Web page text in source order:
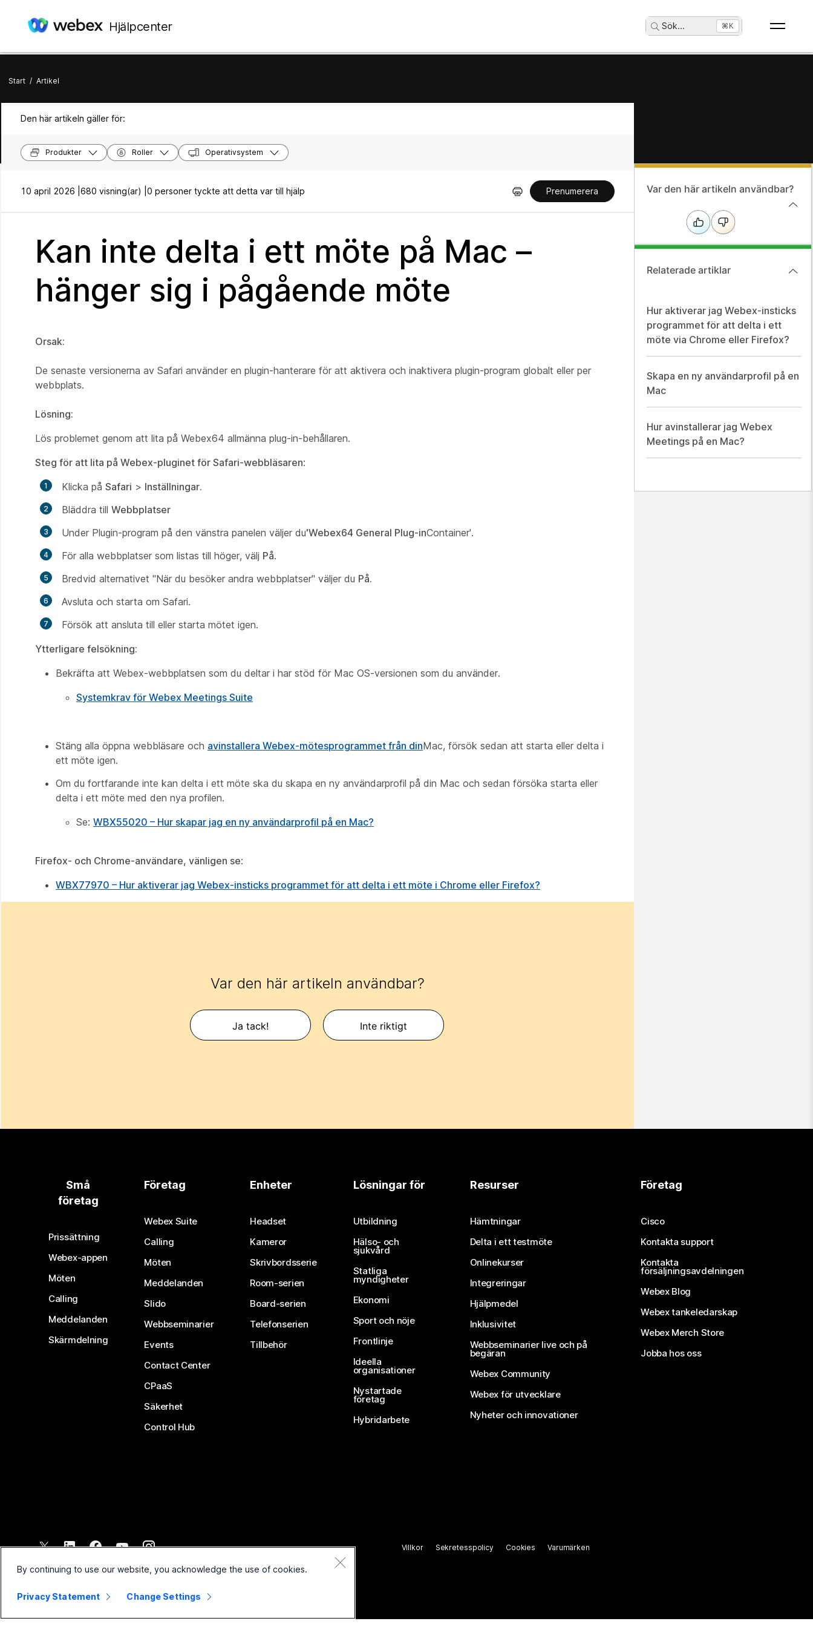
Hjälpcenter Sök... ⌘K
Start / Artikel
Den här artikeln gäller för:
Produkter Roller Operativsystem
10 april 2026 | 680 visning(ar) | 0 personer tyckte att detta var till hjälp Prenumerera
Kan inte delta i ett möte på Mac –
hänger sig i pågående möte
Orsak:
De senaste versionerna av Safari använder en plugin-hanterare för att aktivera och inaktivera plugin-program globalt eller per
webbplats.
Lösning:
Lös problemet genom att lita på Webex64 allmänna plug-in-behållaren.
Steg för att lita på Webex-pluginet för Safari-webbläsaren:
Klicka på Safari > Inställningar.
Bläddra till Webbplatser
Under Plugin-program på den vänstra panelen väljer du'Webex64 General Plug-inContainer'.
För alla webbplatser som listas till höger, välj På.
Bredvid alternativet "När du besöker andra webbplatser" väljer du På.
Avsluta och starta om Safari.
Försök att ansluta till eller starta mötet igen.
Ytterligare felsökning:
Bekräfta att Webex-webbplatsen som du deltar i har stöd för Mac OS-versionen som du använder.
Systemkrav för Webex Meetings Suite
Stäng alla öppna webbläsare och avinstallera Webex-mötesprogrammet från dinMac, försök sedan att starta eller delta i
ett möte igen.
Om du fortfarande inte kan delta i ett möte ska du skapa en ny användarprofil på din Mac och sedan försöka starta eller
delta i ett möte med den nya profilen.
Se: WBX55020 – Hur skapar jag en ny användarprofil på en Mac?
Firefox- och Chrome-användare, vänligen se:
WBX77970 – Hur aktiverar jag Webex-insticks programmet för att delta i ett möte i Chrome eller Firefox?
Var den här artikeln användbar?
Ja tack! Inte riktigt
Var den här artikeln användbar?
Relaterade artiklar
Hur aktiverar jag Webex-insticks
programmet för att delta i ett
möte via Chrome eller Firefox?
Skapa en ny användarprofil på en
Mac
Hur avinstallerar jag Webex
Meetings på en Mac?
Små
företag
Prissättning
Webex-appen
Möten
Calling
Meddelanden
Skärmdelning
Företag
Webex Suite
Calling
Möten
Meddelanden
Slido
Webbseminarier
Events
Contact Center
CPaaS
Säkerhet
Control Hub
Enheter
Headset
Kameror
Skrivbordsserie
Room-serien
Board-serien
Telefonserien
Tillbehör
Lösningar för
Utbildning
Hälso- och
sjukvård
Statliga
myndigheter
Ekonomi
Sport och nöje
Frontlinje
Ideella
organisationer
Nystartade
företag
Hybridarbete
Resurser
Hämtningar
Delta i ett testmöte
Onlinekurser
Integreringar
Hjälpmedel
Inklusivitet
Webbseminarier live och på
begäran
Webex Community
Webex för utvecklare
Nyheter och innovationer
Företag
Cisco
Kontakta support
Kontakta
försäljningsavdelningen
Webex Blog
Webex tankeledarskap
Webex Merch Store
Jobba hos oss
2026 Cisco och/eller dess dotterbolag. Med ensamrätt.
Villkor Sekretesspolicy Cookies Varumärken
By continuing to use our website, you acknowledge the use of cookies.
Privacy Statement Change Settings